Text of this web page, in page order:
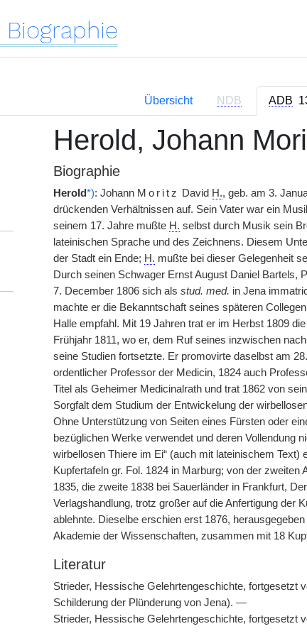
Biographie
Übersicht NDB ADB
Herold, Johann
Biographie
Herold*): Johann Moritz David H., geb. am 3.
drückenden Verhältnissen auf. Sein Vater war ein
seinem 17. Jahre mußte H. selbst durch Musik sein
lateinischen Sprache und des Zeichnens. Diesem
der Stadt ein Ende; H. mußte bei dieser Gelegenheit
Durch seinen Schwager Ernst August Daniel Bartels,
7. December 1806 sich als stud. med. in Jena
machte er die Bekanntschaft seines späteren
Halle empfahl. Mit 19 Jahren trat er im Herbst 1809
Frühjahr 1811, wo er, dem Ruf seines inzwischen
seine Studien fortsetzte. Er promovirte daselbst am
ordentlicher Professor der Medicin, 1824 auch
Titel als Geheimer Medicinalrath und trat 1862 von
Sorgfalt dem Studium der Entwickelung der
Ohne Unterstützung von Seiten eines Fürsten oder
bezüglichen Werke verwendet und deren Vollendung
wirbellosen Thiere im Ei“ (auch mit lateinischem
Kupfertafeln gr. Fol. 1824 in Marburg; von der
1835, die zweite 1838 bei Sauerländer in Frankfurt,
Verlagshandlung, trotz großer auf die Anfertigung der
ablehnte. Dieselbe erschien erst 1876,
Akademie der Wissenschaften, zusammen mit 18
Literatur
Strieder, Hessische Gelehrtengeschichte, fortgesetzt
Schilderung der Plünderung von Jena). —
Strieder, Hessische Gelehrtengeschichte, fortgesetzt